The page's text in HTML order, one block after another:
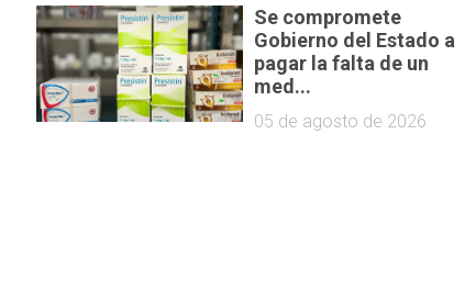
Se compromete
Gobierno del Estado a
pagar la falta de un
med...
05 de agosto de 2026